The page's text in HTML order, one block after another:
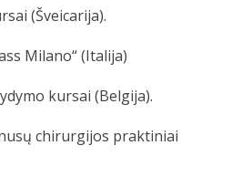
(Šveicarija).
Milano“ (Italija)
kursai (Belgija).
chirurgijos praktiniai